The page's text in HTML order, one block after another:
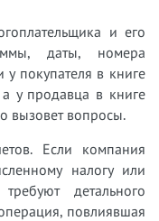
и его
даты, номера
покупателя в книге
у продавца в книге
вызовет вопросы.
Если компания
налогу или
детального
повлиявшая